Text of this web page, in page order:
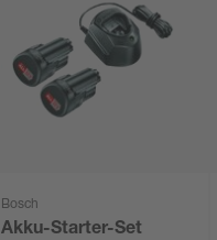
Bosch
Akku-Starter-Set